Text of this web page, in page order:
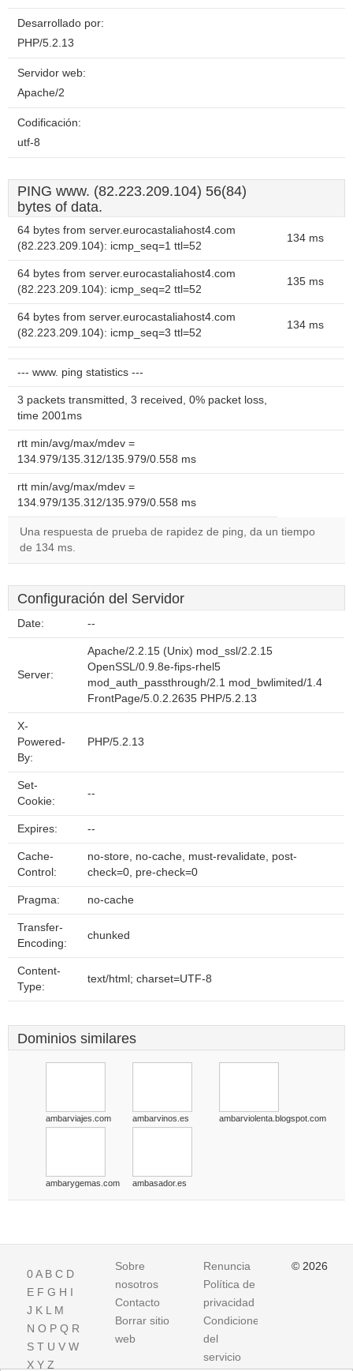
Desarrollado por:
PHP/5.2.13
Servidor web:
Apache/2
Codificación:
utf-8
PING www. (82.223.209.104) 56(84)
bytes of data.
64 bytes from server.eurocastaliahost4.com
(82.223.209.104): icmp_seq=1 ttl=52
134 ms
64 bytes from server.eurocastaliahost4.com
(82.223.209.104): icmp_seq=2 ttl=52
135 ms
64 bytes from server.eurocastaliahost4.com
(82.223.209.104): icmp_seq=3 ttl=52
134 ms
--- www. ping statistics ---
3 packets transmitted, 3 received, 0% packet loss,
time 2001ms
rtt min/avg/max/mdev =
134.979/135.312/135.979/0.558 ms
rtt min/avg/max/mdev =
134.979/135.312/135.979/0.558 ms
Una respuesta de prueba de rapidez de ping, da un tiempo
de 134 ms.
Configuración del Servidor
Date: --
Server:
Apache/2.2.15 (Unix) mod_ssl/2.2.15
OpenSSL/0.9.8e-fips-rhel5
mod_auth_passthrough/2.1 mod_bwlimited/1.4
FrontPage/5.0.2.2635 PHP/5.2.13
X-
Powered-
By:
PHP/5.2.13
Set-
Cookie:
--
Expires: --
Cache-
Control:
no-store, no-cache, must-revalidate, post-
check=0, pre-check=0
Pragma: no-cache
Transfer-
Encoding:
chunked
Content-
Type:
text/html; charset=UTF-8
Dominios similares
ambarviajes.com ambarvinos.es ambarviolenta.blogspot.com
ambarygemas.com ambasador.es
0A B C D
E F G H I
J K L M
N O P Q R
S T U V W
X Y Z
Sobre
nosotros
Contacto
Borrar sitio
web
Renuncia
Política de
privacidad
Condiciones
del
servicio
© 2026